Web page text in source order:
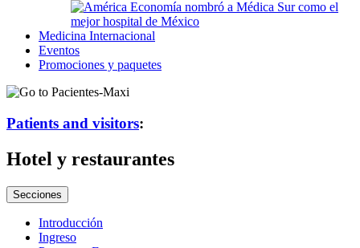
Medicina Internacional
Eventos
Promociones y paquetes
Patients and visitors:
Hotel y restaurantes
Secciones
Introducción
Ingreso